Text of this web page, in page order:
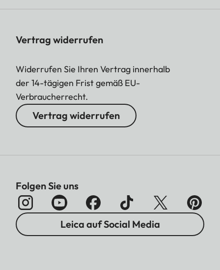
Vertrag widerrufen
Widerrufen Sie Ihren Vertrag innerhalb
der 14-tägigen Frist gemäß EU-
Verbraucherrecht.
Vertrag widerrufen
Folgen Sie uns
Leica auf Social Media